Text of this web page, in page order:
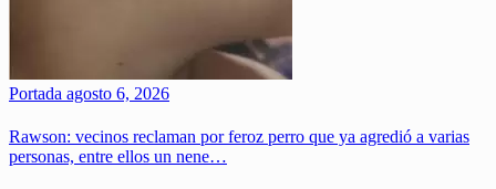
Portada agosto 6, 2026
Rawson: vecinos reclaman por feroz perro que ya agredió a varias
personas, entre ellos un nene…